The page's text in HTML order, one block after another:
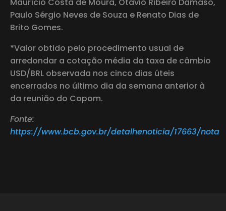
Paulo Sérgio Neves de Souza e Renato Dias de
Brito Gomes.
*Valor obtido pelo procedimento usual de
arredondar a cotação média da taxa de câmbio
USD/BRL observada nos cinco dias úteis
encerrados no último dia da semana anterior à
da reunião do Copom.
Fonte:
https://www.bcb.gov.br/detalhenoticia/17663/nota